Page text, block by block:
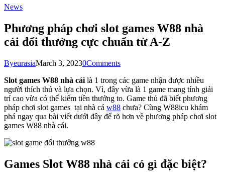
News
Phương pháp chơi slot games W88 nhà
cái đổi thưởng cực chuẩn từ A-Z
ByeurasiaMarch 3, 20230Comments
Slot games W88 nhà cái là 1 trong các game nhận được nhiều
người thích thú và lựa chọn. Vì, đây vừa là 1 game mang tính giải
trí cao vừa có thể kiếm tiền thưởng to. Game thủ đã biết phương
pháp chơi slot games tại nhà cá w88 chưa? Cùng W88icu khám
phá ngay qua bài viết dưới đây để rõ hơn về phương pháp chơi slot
games W88 nhà cái.
Games Slot W88 nhà cái có gì đặc biệt?